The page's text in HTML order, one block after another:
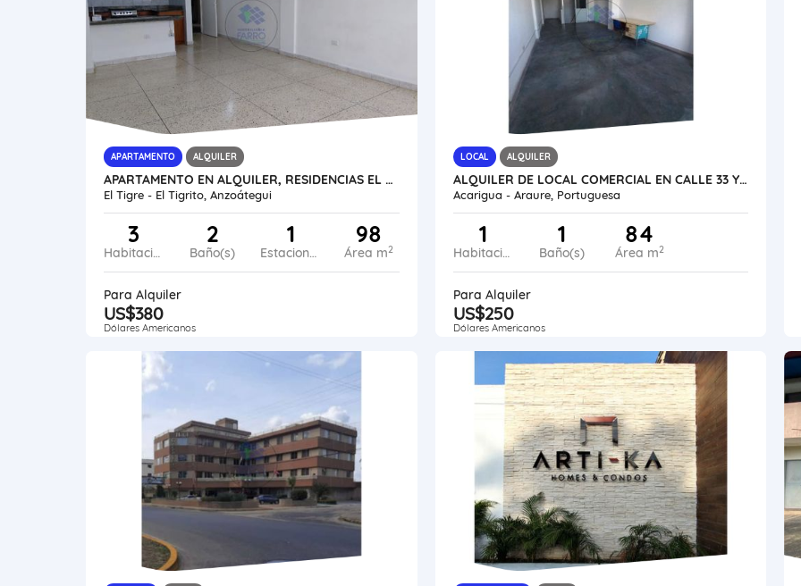
APARTAMENTO ALQUILER
APARTAMENTO EN ALQUILER, RESIDENCIAS EL TIGRE AL53-0051-SMED
El Tigre - El Tigrito, Anzoátegui
3
Habitaciones
2
Baño(s)
1
Estacionamiento
98
Área m2
Para Alquiler
US$380
Dólares Americanos
LOCAL ALQUILER
ALQUILER DE LOCAL COMERCIAL EN CALLE 33 Y AV. 35 VE24-045CA-CMEJ
Acarigua - Araure, Portuguesa
1
Habitaciones
1
Baño(s)
84
Área m2
Para Alquiler
US$250
Dólares Americanos